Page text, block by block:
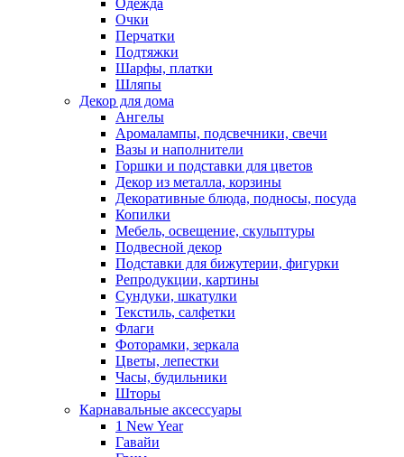
Одежда
Очки
Перчатки
Подтяжки
Шарфы, платки
Шляпы
Декор для дома
Ангелы
Аромалампы, подсвечники, свечи
Вазы и наполнители
Горшки и подставки для цветов
Декор из металла, корзины
Декоративные блюда, подносы, посуда
Копилки
Мебель, освещение, скульптуры
Подвесной декор
Подставки для бижутерии, фигурки
Репродукции, картины
Сундуки, шкатулки
Текстиль, салфетки
Флаги
Фоторамки, зеркала
Цветы, лепестки
Часы, будильники
Шторы
Карнавальные аксессуары
1 New Year
Гавайи